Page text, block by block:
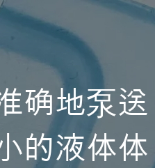
确地泵送
的液体体